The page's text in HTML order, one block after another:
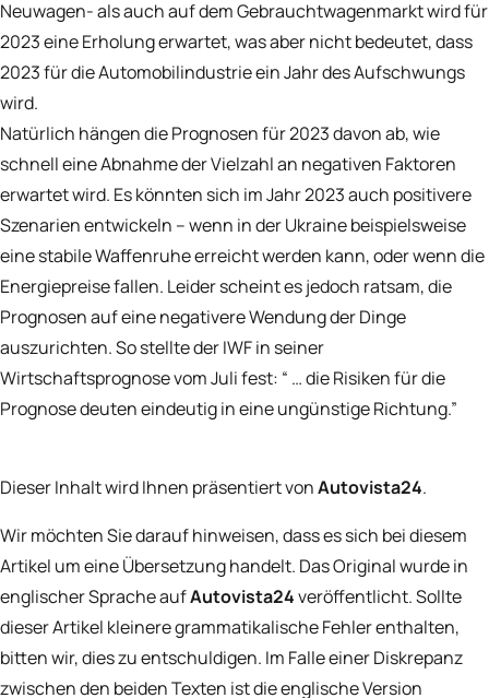
Neuwagen- als auch auf dem Gebrauchtwagenmarkt wird für
2023 eine Erholung erwartet, was aber nicht bedeutet, dass
2023 für die Automobilindustrie ein Jahr des Aufschwungs
wird.
Natürlich hängen die Prognosen für 2023 davon ab, wie
schnell eine Abnahme der Vielzahl an negativen Faktoren
erwartet wird. Es könnten sich im Jahr 2023 auch positivere
Szenarien entwickeln – wenn in der Ukraine beispielsweise
eine stabile Waffenruhe erreicht werden kann, oder wenn die
Energiepreise fallen. Leider scheint es jedoch ratsam, die
Prognosen auf eine negativere Wendung der Dinge
auszurichten. So stellte der IWF in seiner
Wirtschaftsprognose vom Julifest: “ … die Risiken für die
Prognose deuten eindeutig in eine ungünstige Richtung.”
Dieser Inhalt wird Ihnen präsentiert vonAutovista24.
Wir möchten Sie darauf hinweisen, dass es sich bei diesem
Artikel um eine Übersetzung handelt. Das Original wurde in
englischer Sprache aufAutovista24veröffentlicht. Sollte
dieser Artikel kleinere grammatikalische Fehler enthalten,
bitten wir, dies zu entschuldigen. Im Falle einer Diskrepanz
zwischen den beiden Texten ist die englische Version